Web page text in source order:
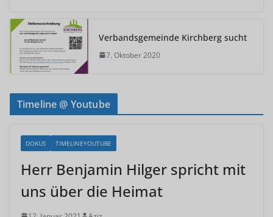
Verbandsgemeinde Kirchberg sucht
7. Oktober 2020
Timeline @ Youtube
DOKUS TIMELINEYOUTUBE
Herr Benjamin Hilger spricht mit
uns über die Heimat